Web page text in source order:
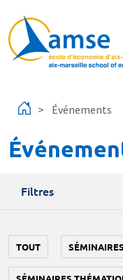
Événements
Filtres
TOUT